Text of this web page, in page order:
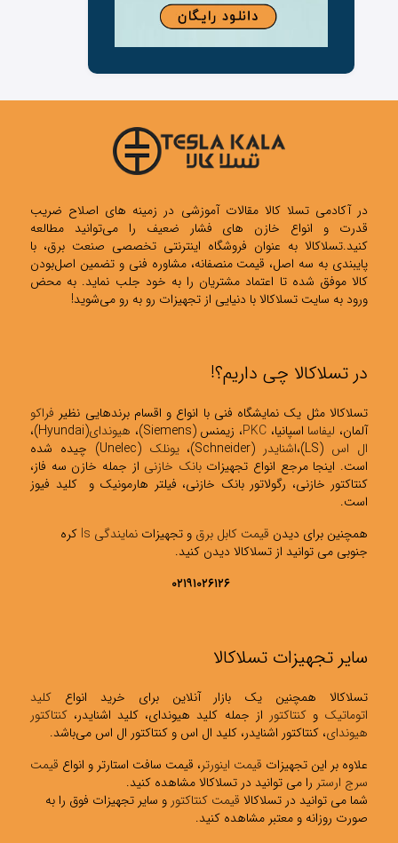
در آکادمی تسلا کالا مقالات آموزشی در زمینه های اصلاح ضریب
قدرت و انواع خازن های فشار ضعیف را می‌توانید مطالعه
کنید.تسلاکالا به عنوان فروشگاه اینترنتی تخصصی صنعت برق، با
پایبندی به سه اصل، قیمت منصفانه، مشاوره فنی و تضمین اصل‌بودن
کالا موفق شده تا اعتماد مشتریان را به خود جلب نماید. به محض
ورود به سایت تسلاکالا با دنیایی از تجهیزات رو به رو می‌شوید!
در تسلاکالا چی داریم؟!
تسلاکالا مثل یک نمایشگاه فنی با انواع و اقسام برندهایی نظیر فراکو
آلمان، لیفاسا اسپانیا، PKC، زیمنس (Siemens)، هیوندای(Hyundai)،
ال اس (LS)، اشنایدر (Schneider)، یونلک
(Unelec) چیده شده
است. اینجا مرجع انواع تجهیزاتبانک خازنی از جمله خازن سه فاز،
کنتاکتور خازنی، رگولاتور بانک خازنی، فیلتر هارمونیک و کلید فیوز
است.
همچنین برای دیدن قیمت کابل برق و تجهیزات نمایندگی ls
کره
جنوبی می توانید از تسلاکالا دیدن کنید.
۰۲۱۹۱۰۲۶۱۲۶
سایر تجهیزات تسلاکالا
تسلاکالا همچنین یک بازار آنلاین برای خرید انواع کلید
اتوماتیک وکنتاکتور از جمله کلید هیوندای، کلید اشنایدر، کنتاکتور
هیوندای، کنتاکتور اشنایدر، کلید ال اس و کنتاکتور ال اس می‌باشد.
علاوه بر این تجهیزات قیمت اینورتر، قیمت سافت استارتر و انواع قیمت
سرج ارستر را می توانید در تسلاکالا مشاهده کنید.
شما می توانید در تسلاکالا قیمت کنتاکتور و سایر تجهیزات فوق را به
صورت روزانه و معتبر مشاهده کنید.